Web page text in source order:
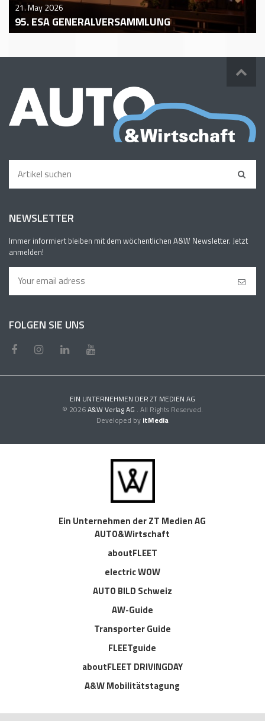
21. May 2026
95. ESA GENERALVERSAMMLUNG
NEWSLETTER
Immer informiert bleiben mit dem wöchentlichen A&W Newsletter. Jetzt
anmelden!
FOLGEN SIE UNS
EIN UNTERNEHMEN DER ZT MEDIEN AG
© 2026A&W Verlag AG . All Rights Reserved.
Developed by itMedia
Ein Unternehmen der ZT Medien AG
AUTO&Wirtschaft
aboutFLEET
electric WOW
AUTO BILD Schweiz
AW-Guide
Transporter Guide
FLEETguide
aboutFLEET DRIVINGDAY
A&W Mobilitätstagung